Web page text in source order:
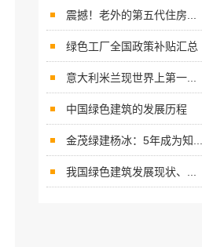
震撼！老外的第五代住房...
绿色工厂全国政策补贴汇总
意大利米兰现世界上第一...
中国绿色建筑的发展历程
金茂绿建杨冰：5年成为知...
我国绿色建筑发展现状、...